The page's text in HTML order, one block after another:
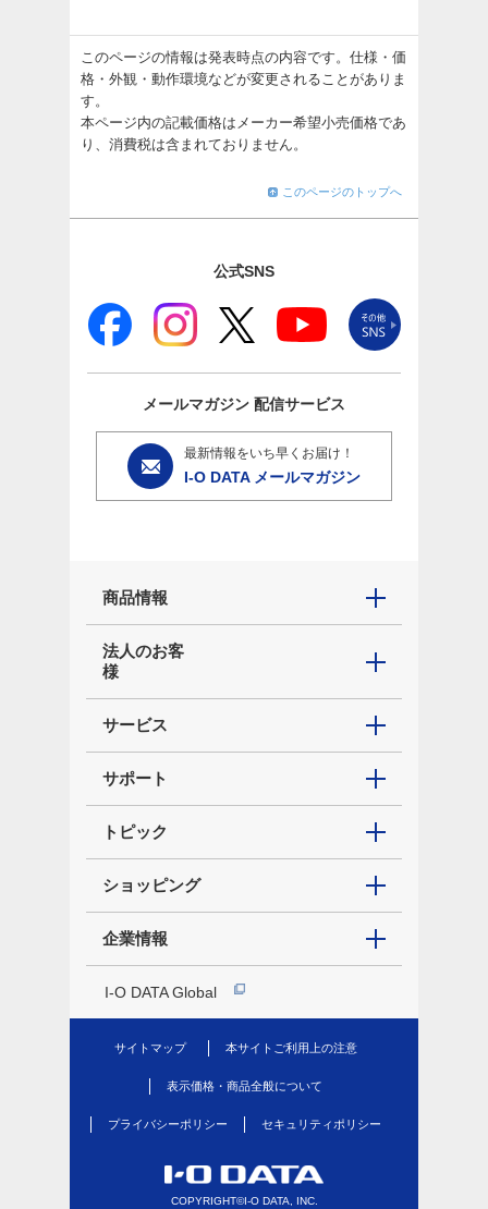
このページの情報は発表時点の内容です。仕様・価
格・外観・動作環境などが変更されることがありま
す。
本ページ内の記載価格はメーカー希望小売価格であ
り、消費税は含まれておりません。
このページのトップへ
公式SNS
メールマガジン 配信サービス
最新情報をいち早くお届け！
I-O DATA メールマガジン
商品情報
法人のお客
様
サービス
サポート
トピック
ショッピング
企業情報
I-O DATA Global
サイトマップ 本サイトご利用上の注意
表示価格・商品全般について
プライバシーポリシー セキュリティポリシー
COPYRIGHT©I-O DATA, INC.